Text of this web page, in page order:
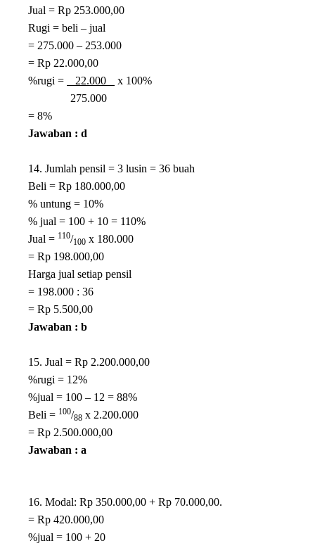
Jual = Rp 253.000,00
Rugi = beli – jual
= 275.000 – 253.000
= Rp 22.000,00
%rugi =
22.000
x 100%
275.000
= 8%
Jawaban : d
14. Jumlah pensil = 3 lusin = 36 buah
Beli = Rp 180.000,00
% untung = 10%
% jual = 100 + 10 = 110%
Jual = 110/100 x 180.000
= Rp 198.000,00
Harga jual setiap pensil
= 198.000 : 36
= Rp 5.500,00
Jawaban : b
15. Jual = Rp 2.200.000,00
%rugi = 12%
%jual = 100 – 12 = 88%
Beli = 100/88 x 2.200.000
= Rp 2.500.000,00
Jawaban : a
16. Modal: Rp 350.000,00 + Rp 70.000,00.
= Rp 420.000,00
%jual = 100 + 20